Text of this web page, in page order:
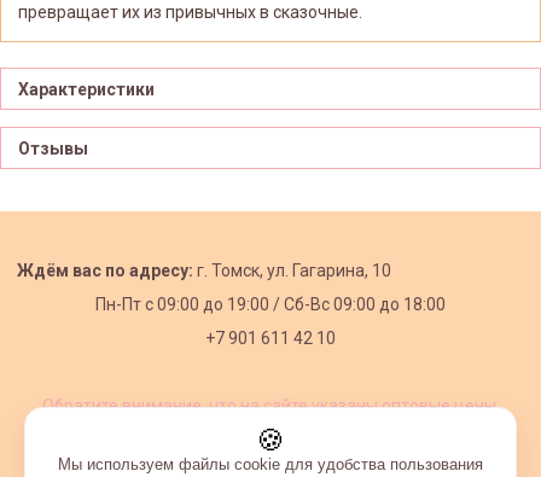
превращает их из привычных в сказочные.
Характеристики
Отзывы
Ждём вас по адресу: г. Томск, ул. Гагарина, 10
Пн-Пт с09:00 до 19:00 /Сб-Вс 09:00 до 18:00
+7 901 611 42 10
Обратите внимание, что на сайте указаны оптовые цены,
🍪
Мы используем файлы cookie для удобства пользования